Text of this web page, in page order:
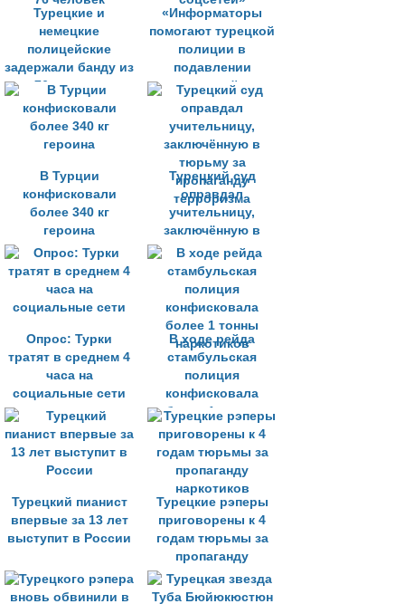
Турецкие и
немецкие
полицейские
задержали банду из
76 человек
«Информаторы
помогают турецкой
полиции в
подавлении
соцсетей»
В Турции
конфисковали
более 340 кг
героина
Турецкий суд
оправдал
учительницу,
заключённую в
тюрьму за
пропаганду
терроризма
Опрос: Турки
тратят в среднем 4
часа на
социальные сети
В ходе рейда
стамбульская
полиция
конфисковала
более 1 тонны
наркотиков
Турецкий пианист
впервые за 13 лет
выступит в России
Турецкие рэперы
приговорены к 4
годам тюрьмы за
пропаганду
наркотиков